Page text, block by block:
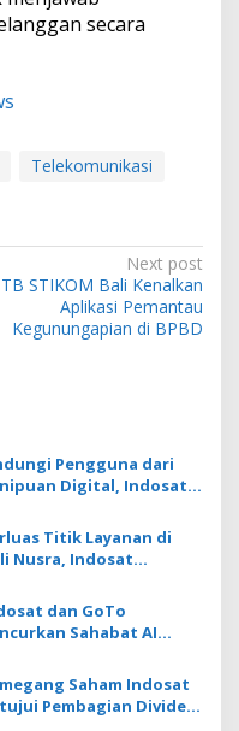
secara
Telekomunikasi
Next post
STIKOM Bali Kenalkan
Aplikasi Pemantau
Kegunungapian di BPBD
Pengguna dari
Digital, Indosat
Spam Berbasis AI
Titik Layanan di
Nusra, Indosat
Lebih Profesional
dan GoTo
Sahabat AI
Layanan Chat
Saham Indosat
Pembagian Dividen